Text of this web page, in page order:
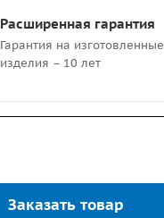
Расширенная гарантия
Гарантия на изготовленные
изделия – 10 лет
Заказать товар